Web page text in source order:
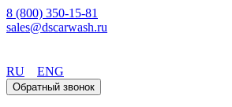
8 (800) 350-15-81
sales@dscarwash.ru
RU
ENG
Обратный звонок